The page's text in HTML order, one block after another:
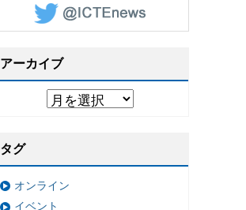
アーカイブ
タグ
オンライン
イベント